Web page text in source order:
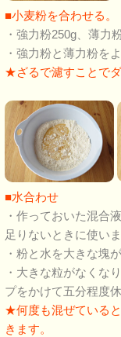
■小麦粉を合わせる。
・強力粉250g、薄力
・強力粉と薄力粉を
★ざるで濾すことで
■水合わせ
・作っておいた混合
足りないときに使い
・粉と水を大きな塊
・大きな粒がなくな
プをかけて五分程度休
★何度も混ぜている
きます。